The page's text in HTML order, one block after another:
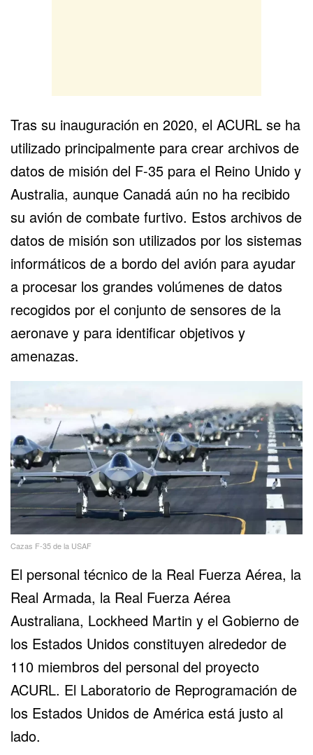
Tras su inauguración en 2020, el ACURL se ha
utilizado principalmente para crear archivos de
datos de misión del F-35 para el Reino Unido y
Australia, aunque Canadá aún no ha recibido
su avión de combate furtivo. Estos archivos de
datos de misión son utilizados por los sistemas
informáticos de a bordo del avión para ayudar
a procesar los grandes volúmenes de datos
recogidos por el conjunto de sensores de la
aeronave y para identificar objetivos y
amenazas.
Cazas F-35 de la USAF
El personal técnico de la Real Fuerza Aérea, la
Real Armada, la Real Fuerza Aérea
Australiana, Lockheed Martin y el Gobierno de
los Estados Unidos constituyen alrededor de
110 miembros del personal del proyecto
ACURL. El Laboratorio de Reprogramación de
los Estados Unidos de América está justo al
lado.